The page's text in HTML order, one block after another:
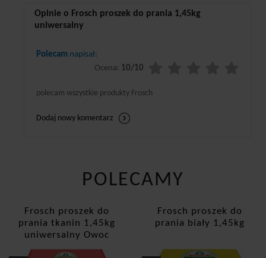
Opinie o Frosch proszek do prania 1,45kg
uniwersalny
Polecam napisał:
Ocena: 10/10
polecam wszystkie produkty Frosch
Dodaj nowy komentarz
POLECAMY
Frosch proszek do
prania tkanin 1,45kg
uniwersalny Owoc
Granatu
Frosch proszek do
prania biały 1,45kg